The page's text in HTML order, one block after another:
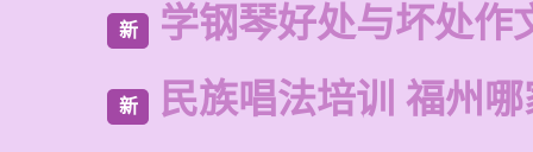
新 学钢琴好处与坏处作
新 民族唱法培训 福州